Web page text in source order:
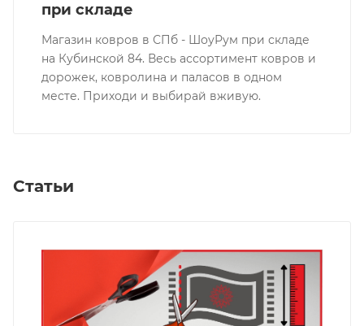
при складе
Магазин ковров в СПб - ШоуРум при складе
на Кубинской 84. Весь ассортимент ковров и
дорожек, ковролина и паласов в одном
месте. Приходи и выбирай вживую.
Статьи